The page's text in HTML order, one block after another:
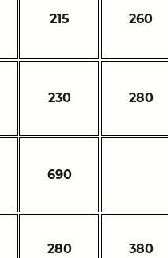
215 260
230 280
690
280 380